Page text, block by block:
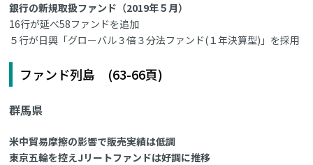
銀行の新規取扱ファンド（2019年５月）
16行が延べ58ファンドを追加
５行が日興「グローバル３倍３分法ファンド(１年決算型)」を採用
ファンド列島 (63-66頁)
群馬県
米中貿易摩擦の影響で販売実績は低調
東京五輪を控えJリートファンドは好調に推移